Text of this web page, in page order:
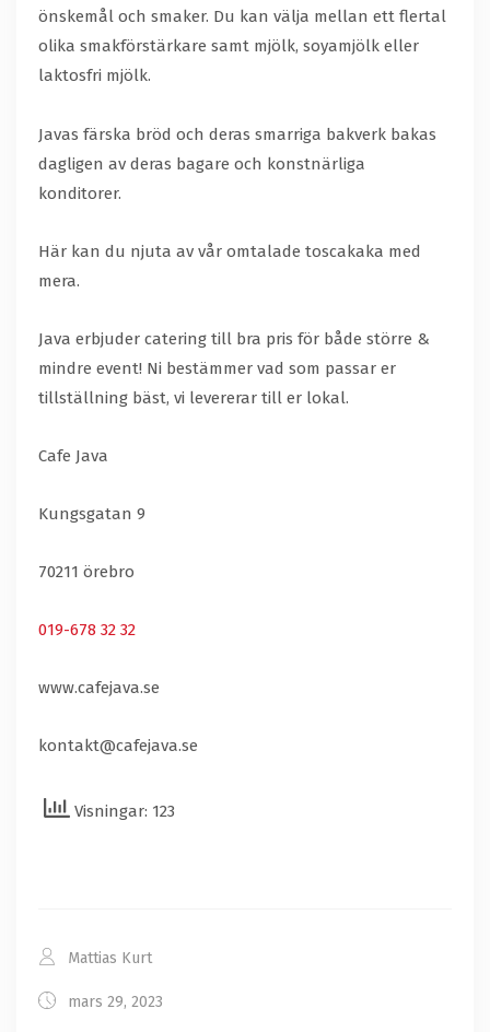
önskemål och smaker. Du kan välja mellan ett flertal
olika smakförstärkare samt mjölk, soyamjölk eller
laktosfri mjölk.
Javas färska bröd och deras smarriga bakverk bakas
dagligen av deras bagare och konstnärliga
konditorer.
Här kan du njuta av vår omtalade toscakaka med
mera.
Java erbjuder catering till bra pris för både större &
mindre event! Ni bestämmer vad som passar er
tillställning bäst, vi levererar till er lokal.
Cafe Java
Kungsgatan 9
70211 örebro
019-678 32 32
www.cafejava.se
kontakt@cafejava.se
Visningar: 123
Mattias Kurt
mars 29, 2023